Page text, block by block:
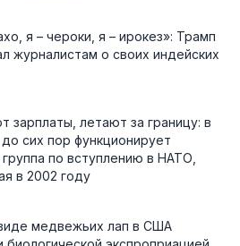
я – чероки, я – ирокез»: Трамп
журналистам о своих индейских
зарплаты, летают за границу: в
сих пор функционирует
по вступлению в НАТО,
в 2002 году
медвежьих лап в США